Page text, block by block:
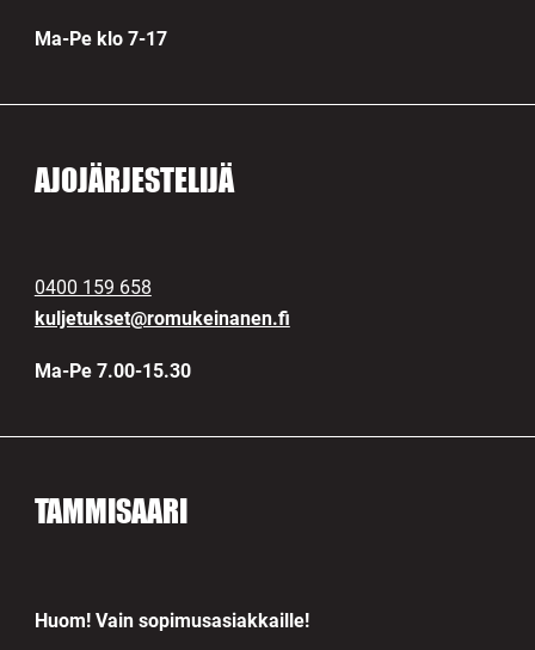
Ma-Pe klo 7-17
AJOJÄRJESTELIJÄ
0400 159 658
kuljetukset@romukeinanen.fi
Ma-Pe 7.00-15.30
TAMMISAARI
Huom! Vain sopimusasiakkaille!